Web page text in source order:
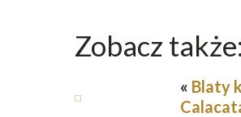
Zobacz także:
« Blaty